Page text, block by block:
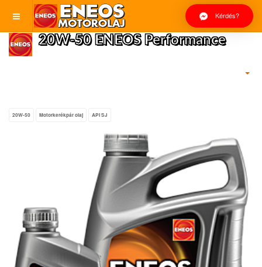
Kérdés?
20W-50 ENEOS Performance
20W-50 Motorkerékpár olaj API SJ